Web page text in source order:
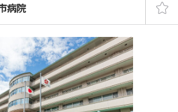
病院